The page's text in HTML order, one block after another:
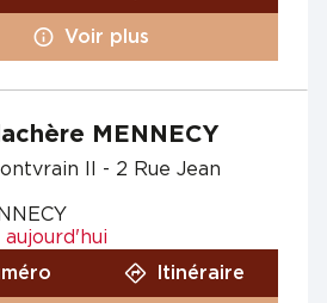
Voir plus
MENNECY
II - 2 Rue Jean
aujourd'hui
Itinéraire